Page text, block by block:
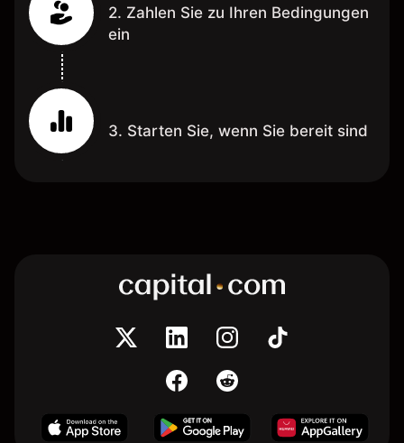
2. Zahlen Sie zu Ihren Bedingungen
ein
3. Starten Sie, wenn Sie bereit sind